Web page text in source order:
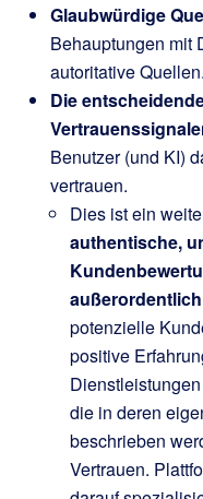
Glaubwürdige
Behauptungen mit
autoritative Quellen.
Die
Benutzer (und KI)
vertrauen.
Dies ist ein
authentische,
potenzielle
positive
die in deren
beschrieben
Vertrauen.